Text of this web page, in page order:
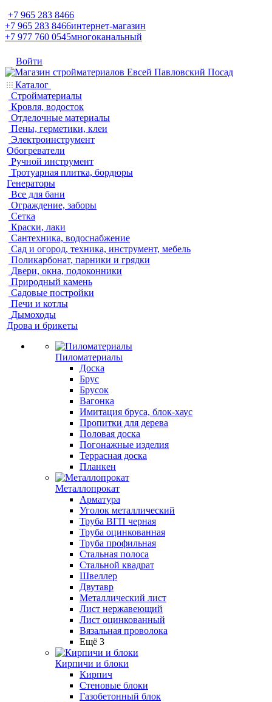
+7 965 283 8466
+7 965 283 8466интернет-магазин
+7 977 760 0545многоканальный
Войти
Каталог
Стройматериалы
Кровля, водосток
Отделочные материалы
Пены, герметики, клеи
Электроинструмент
Обогреватели
Ручной инструмент
Тротуарная плитка, бордюры
Генераторы
Все для бани
Ограждение, заборы
Сетка
Краски, лаки
Сантехника, водоснабжение
Сад и огород, техника, инструмент, мебель
Поликарбонат, парники и грядки
Двери, окна, подоконники
Природный камень
Садовые постройки
Печи и котлы
Дымоходы
Дрова и брикеты
Пиломатериалы
Доска
Брус
Брусок
Вагонка
Имитация бруса, блок-хаус
Пропитки для дерева
Половая доска
Погонажные изделия
Террасная доска
Планкен
Металлопрокат
Арматура
Уголок металлический
Труба ВГП черная
Труба оцинкованная
Труба профильная
Стальная полоса
Стальной квадрат
Швеллер
Двутавр
Металлический лист
Лист нержавеющий
Лист оцинкованный
Вязальная проволока
Ещё 3
Кирпичи и блоки
Кирпич
Стеновые блоки
Газобетонный блок